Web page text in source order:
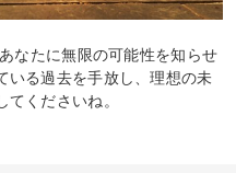
なたに無限の可能性を知らせ
いる過去を手放し、理想の未
くださいね。